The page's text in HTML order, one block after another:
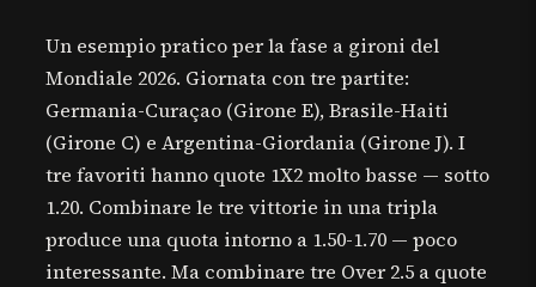
Un esempio pratico per la fase a gironi del
Mondiale 2026. Giornata con tre partite:
Germania-Curaçao (Girone E), Brasile-Haiti
(Girone C) e Argentina-Giordania (Girone J). I
tre favoriti hanno quote 1X2 molto basse — sotto
1.20. Combinare le tre vittorie in una tripla
produce una quota intorno a 1.50-1.70 — poco
interessante. Ma combinare tre Over 2.5 a quote